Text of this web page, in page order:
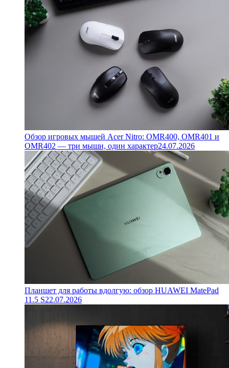
Обзор игровых мышей Acer Nitro: OMR400, OMR401 и
OMR402 — три мыши, один характер24.07.2026
Планшет для работы вдолгую: обзор HUAWEI MatePad
11.5 S22.07.2026